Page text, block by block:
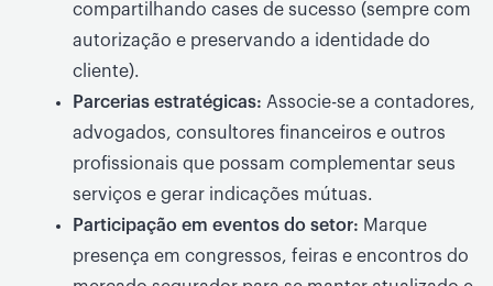
compartilhando cases de sucesso (sempre com
autorização e preservando a identidade do
cliente).
Parcerias estratégicas: Associe-se a contadores,
advogados, consultores financeiros e outros
profissionais que possam complementar seus
serviços e gerar indicações mútuas.
Participação em eventos do setor: Marque
presença em congressos, feiras e encontros do